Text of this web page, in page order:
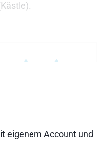
eigenem Account und